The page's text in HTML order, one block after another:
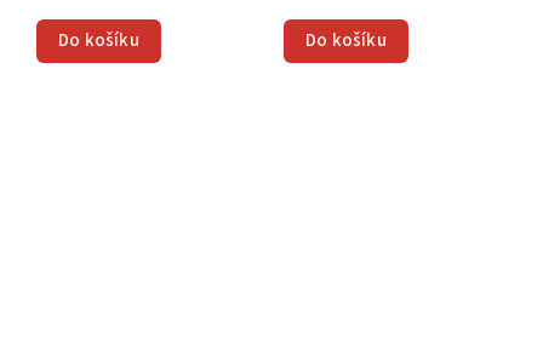
Do košíku Do košíku